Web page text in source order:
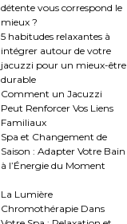
détente vous correspond le
mieux ?
5 habitudes relaxantes à
intégrer autour de votre
jacuzzi pour un mieux-être
durable
Comment un Jacuzzi
Peut Renforcer Vos Liens
Familiaux
Spa et Changement de
Saison : Adapter Votre Bain
à l’Énergie du Moment
La Lumière
Chromothérapie Dans